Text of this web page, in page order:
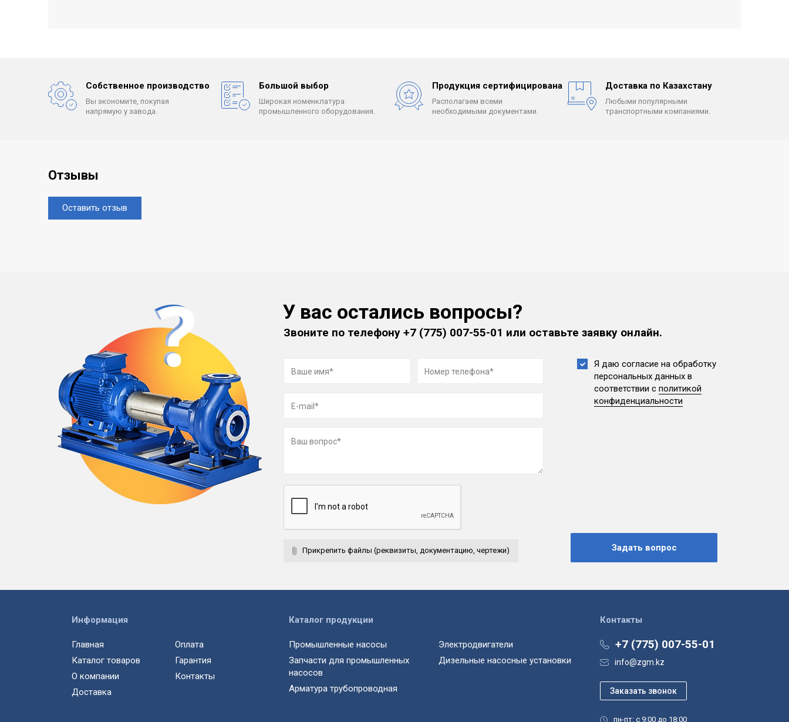
Собственное производство
Вы экономите, покупая
напрямую у завода.
Большой выбор
Широкая номенклатура
промышленного оборудования.
Продукция сертифицирована
Располагаем всеми
необходимыми документами.
Доставка по Казахстану
Любыми популярными
транспортными компаниями.
Отзывы
Оставить отзыв
У вас остались вопросы?
Звоните по телефону+7 (775) 007-55-01 или оставьте заявку онлайн.
Прикрепить файлы (реквизиты, документацию, чертежи)
Я даю согласие на обработку
персональных данных в
соответствии с политикой
конфиденциальности
Контакты
+7 (775) 007-55-01
info@zgm.kz
пн-пт: с 9:00 до 18:00
Информация
Главная
Каталог товаров
О компании
Доставка
Оплата
Гарантия
Контакты
Каталог продукции
Промышленные насосы
Запчасти для промышленных
насосов
Арматура трубопроводная
Электродвигатели
Дизельные насосные установки